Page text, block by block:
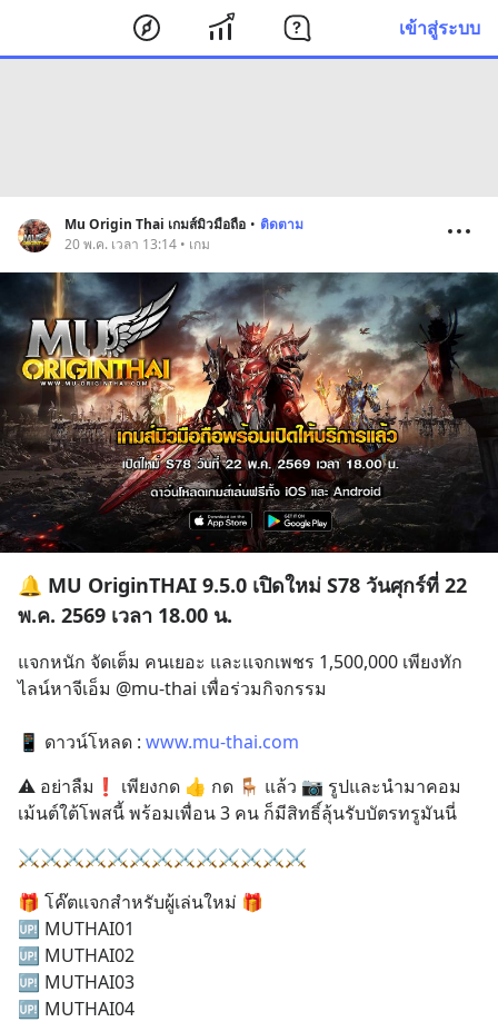
เข้าสู่ระบบ
Mu Origin Thai เกมส์มิวมือถือ • ติดตาม
20 พ.ค. เวลา 13:14 • เกม
🔔 MU OriginTHAI 9.5.0 เปิดใหม่ S78 วันศุกร์ที่ 22
พ.ค. 2569 เวลา 18.00 น.
แจกหนัก จัดเต็ม คนเยอะ และแจกเพชร 1,500,000 เพียงทัก
ไลน์หาจีเอ็ม @mu-thai เพื่อร่วมกิจกรรม
📱 ดาวน์โหลด : www.mu-thai.com
⚠️ อย่าลืม❗️ เพียงกด 👍 กด 🪑 แล้ว 📷 รูปและนำมาคอม
เม้นต์ใต้โพสนี้ พร้อมเพื่อน 3 คน ก็มีสิทธิ์ลุ้นรับบัตรทรูมันนี่
⚔️⚔️⚔️⚔️⚔️⚔️⚔️⚔️⚔️⚔️⚔️⚔️⚔️
🎁 โค๊ตแจกสำหรับผู้เล่นใหม่ 🎁
🆙 MUTHAI01
🆙 MUTHAI02
🆙 MUTHAI03
🆙 MUTHAI04